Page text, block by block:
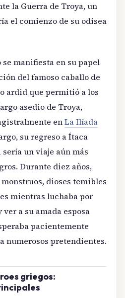
la Guerra de Troya, un
el comienzo de su odisea
manifiesta en su papel
del famoso caballo de
ardid que permitió a los
asedio de Troya,
enLa Ilíada
su regreso a Ítaca
un viaje aún más
Durante diez años,
dioses temibles
mientras luchaba por
a su amada esposa
pacientemente
numerosos pretendientes.
griegos: